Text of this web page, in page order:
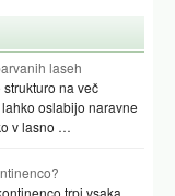
laseh
na več
oslabijo naravne
v lasno …